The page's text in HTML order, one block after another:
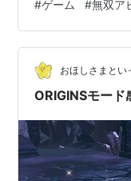
人。 しかし・・・
い・・！！二人く
ことにしました。
所。 紫鸞をどう強
ます。魅の練磨は
#ゲーム #無双ア
おほしさまとい
ORIGINSモード